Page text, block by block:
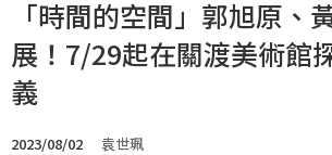
「時間的空間」郭旭原、
展！7/29起在關渡美術館
義
2023/08/02 袁世珮